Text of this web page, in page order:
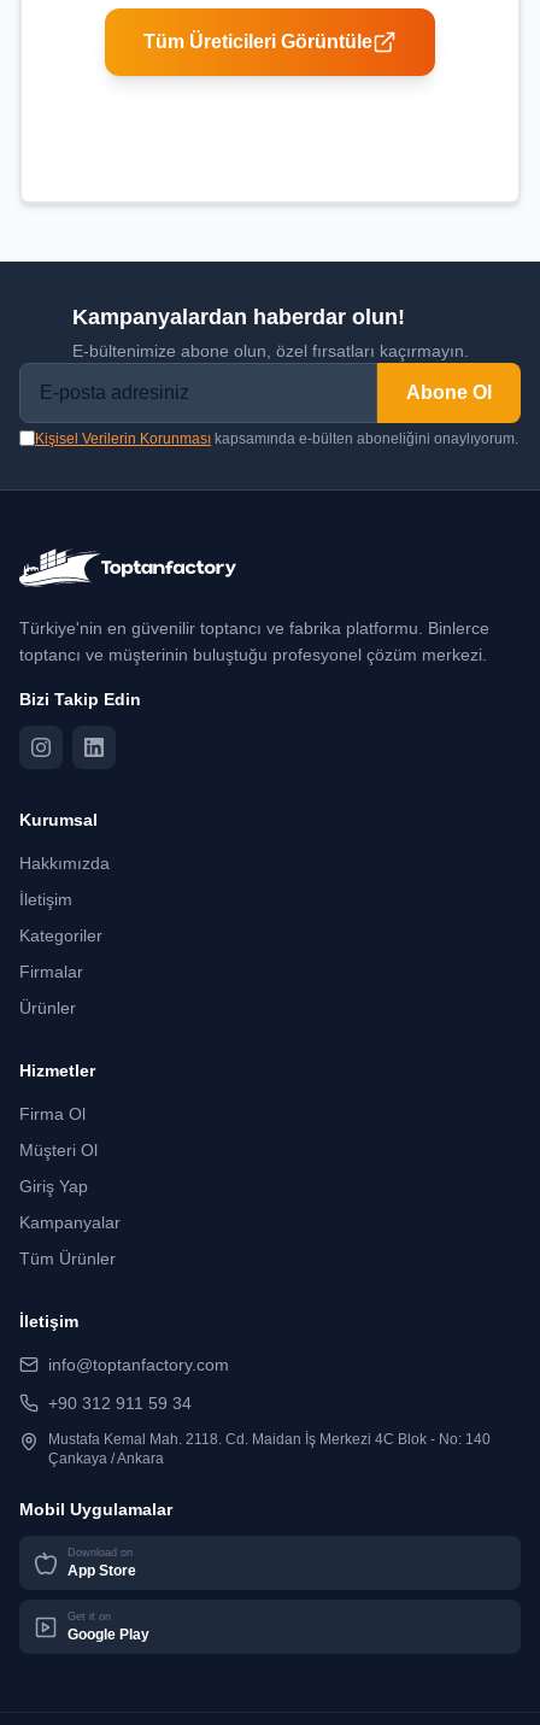
Tüm Üreticileri Görüntüle
Kampanyalardan haberdar olun!
E-bültenimize abone olun, özel fırsatları kaçırmayın.
Abone Ol
Kişisel Verilerin Korunması kapsamında e-bülten aboneliğini onaylıyorum.
Türkiye'nin en güvenilir toptancı ve fabrika platformu. Binlerce
toptancı ve müşterinin buluştuğu profesyonel çözüm merkezi.
Bizi Takip Edin
Kurumsal
Hakkımızda
İletişim
Kategoriler
Firmalar
Ürünler
Hizmetler
Firma Ol
Müşteri Ol
Giriş Yap
Kampanyalar
Tüm Ürünler
İletişim
info@toptanfactory.com
+90 312 911 59 34
Mustafa Kemal Mah. 2118. Cd. Maidan İş Merkezi 4C Blok - No: 140
Çankaya / Ankara
Mobil Uygulamalar
Download on
App Store
Get it on
Google Play